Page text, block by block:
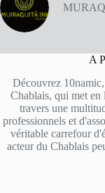
A
Découvrez
Chablais, qui met en
travers une
professionnels et
véritable carrefour
acteur du Chablais